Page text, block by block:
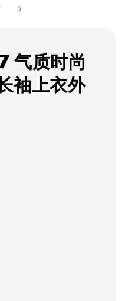
气质时尚
袖上衣外